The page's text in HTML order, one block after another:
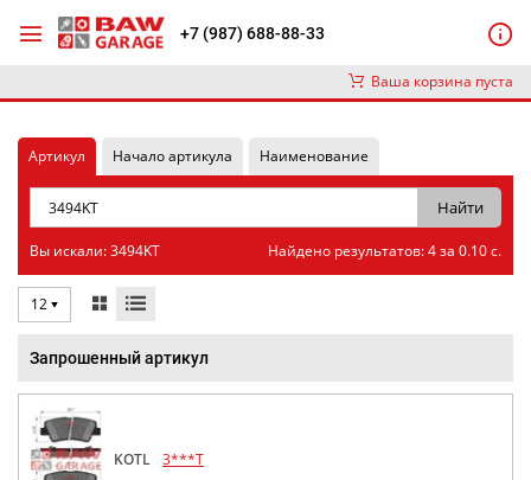
+7 (987) 688-88-33
Ваша корзина пуста
Артикул Начало артикула Наименование
Вы искали: 3494KT Найдено результатов: 4 за 0.10 с.
12
Запрошенный артикул
KOTL 3***T